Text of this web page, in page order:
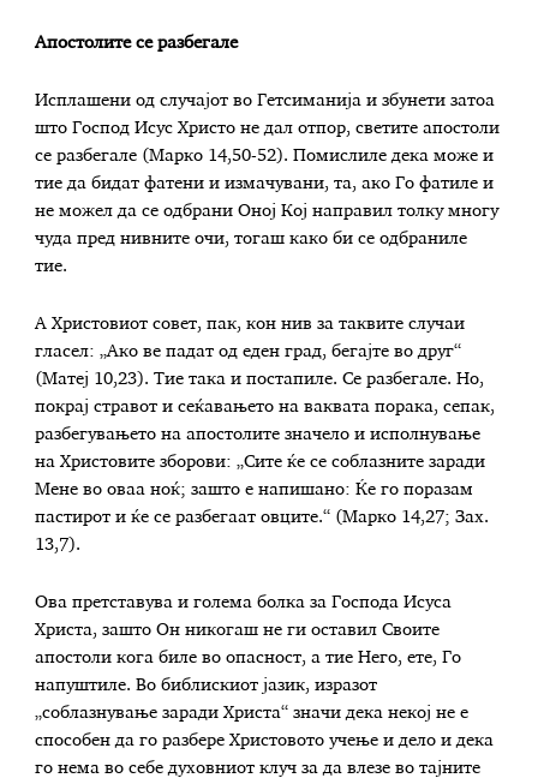
Апостолите се разбегале
Исплашени од случајот во Гетсиманија и збунети затоа
што Господ Исус Христо не дал отпор, светите апостоли
се разбегале (Марко 14,50-52). Помислиле дека може и
тие да бидат фатени и измачувани, та, ако Го фатиле и
не можел да се одбрани Оној Кој направил толку многу
чуда пред нивните очи, тогаш како би се одбраниле
тие.
А Христовиот совет, пак, кон нив за таквите случаи
гласел: „Ако ве падат од еден град, бегајте во друг“
(Матеј 10,23). Тие така и постапиле. Се разбегале. Но,
покрај стравот и сеќавањето на ваквата порака, сепак,
разбегувањето на апостолите значело и исполнување
на Христовите зборови: „Сите ќе се соблазните заради
Мене во оваа ноќ; зашто е напишано: Ќе го поразам
пастирот и ќе се разбегаат овците.“ (Марко 14,27; Зах.
13,7).
Ова претставува и голема болка за Господа Исуса
Христа, зашто Он никогаш не ги оставил Своите
апостоли кога биле во опасност, а тие Него, ете, Го
напуштиле. Во библискиот јазик, изразот
„соблазнување заради Христа“ значи дека некој не е
способен да го разбере Христовото учење и дело и дека
го нема во себе духовниот клуч за да влезе во тајните